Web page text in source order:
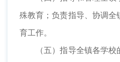
殊教育；负责指导、协调全
育工作。
（五）指导全镇各学校